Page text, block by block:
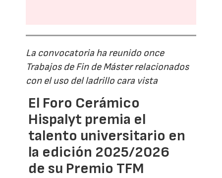
La convocatoria ha reunido once
Trabajos de Fin de Máster relacionados
con el uso del ladrillo cara vista
El Foro Cerámico
Hispalyt premia el
talento universitario en
la edición 2025/2026
de su Premio TFM